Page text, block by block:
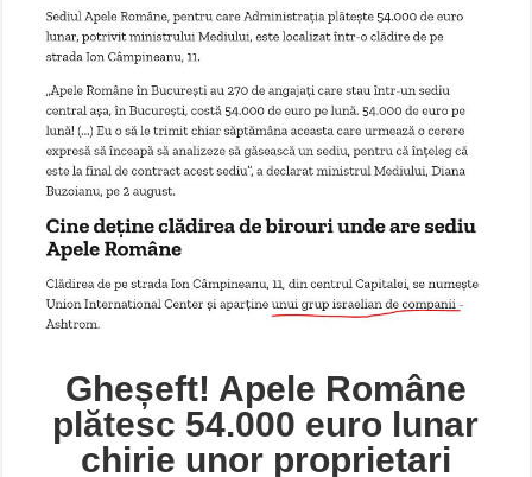
Gheșeft! Apele Române
plătesc 54.000 euro lunar
chirie unor proprietari